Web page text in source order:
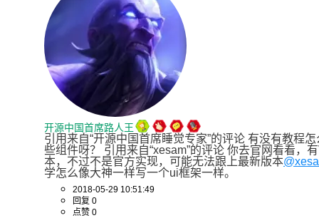
开源中国首席路人王
引用来自“开源中国首席睡觉专家”的评论 有没有教程
些组件呀？ 引用来自“xesam”的评论 你去官网看看，
本，不过不是官方实现，可能无法跟上最新版本
学怎么像大神一样写一个ui框架一样。
2018-05-29 10:51:49
回复 0
点赞 0